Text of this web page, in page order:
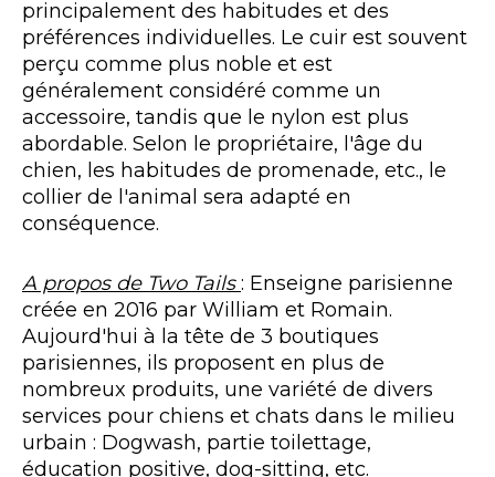
principalement des habitudes et des
préférences individuelles. Le cuir est souvent
perçu comme plus noble et est
généralement considéré comme un
accessoire, tandis que le nylon est plus
abordable. Selon le propriétaire, l'âge du
chien, les habitudes de promenade, etc., le
collier de l'animal sera adapté en
conséquence.
A propos de Two Tails: Enseigne parisienne
créée en 2016 par William et Romain.
Aujourd'hui à la tête de 3 boutiques
parisiennes, ils proposent en plus de
nombreux produits, une variété de divers
services pour chiens et chats dans le milieu
urbain : Dogwash, partie toilettage,
éducation positive, dog-sitting, etc.